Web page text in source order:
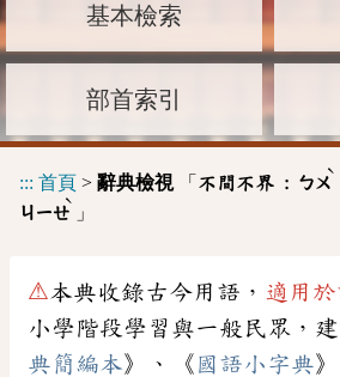
基本檢索
部首索引
::: 首頁 > 辭典檢視「 不間不界 : ㄅㄨ
ˋ
ㄐㄧㄝ
ˋ
」
⚠本典收錄古今用語， 適用
小學階段學習與一般民眾，
典簡編本》、《 國語小字典》